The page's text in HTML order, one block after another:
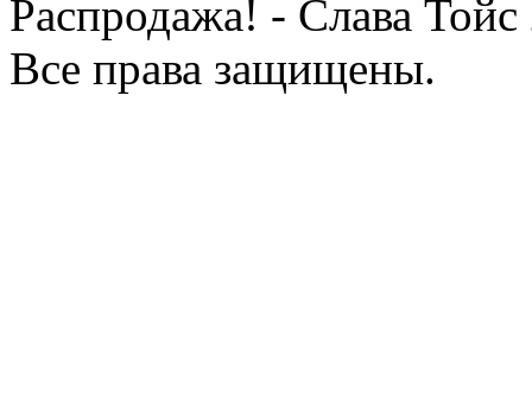
Распродажа! - Слава Тойс
Все права защищены.